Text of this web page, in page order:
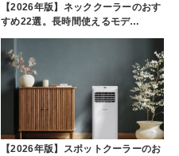
【2026年版】ネッククーラーのおす
すめ22選。長時間使えるモデ…
【2026年版】スポットクーラーのお